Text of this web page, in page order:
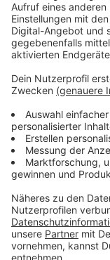
stoppen und mit
Streaming-
Wir